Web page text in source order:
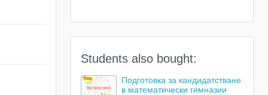
Students also bought:
Подготовка за кандидатстване
в математически гимназии